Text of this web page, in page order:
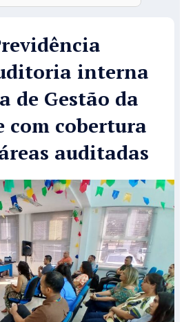
interna
de Gestão da
com cobertura
auditadas